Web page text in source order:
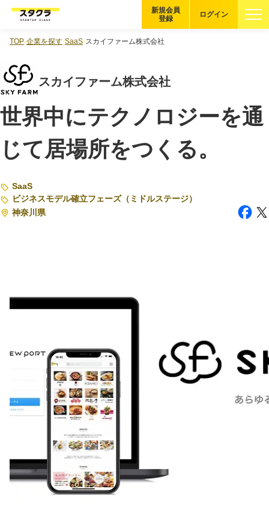
企業を探す
適性診断 無料・5分
スタクラが選ばれる理由
紹介する企業について
CEOインタビュー
大学発スタートアップ
導入事例
お問い合わせ
ログイン
新規会員
登録
TOP 企業を探す SaaS スカイファーム株式会社
スカイファーム株式会社
世界中にテクノロジーを通
じて居場所をつくる。
SaaS
ビジネスモデル確立フェーズ（ミドルステージ）
神奈川県